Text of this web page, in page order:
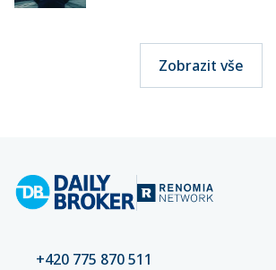
Zobrazit vše
+420 775 870 511